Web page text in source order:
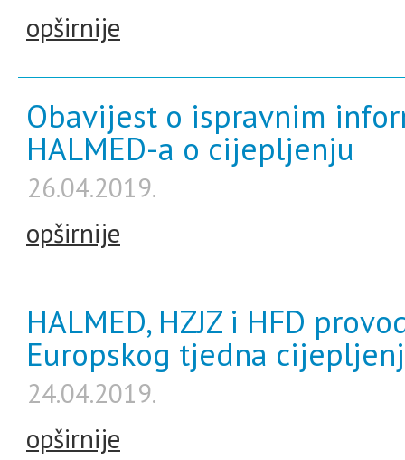
opširnije
Obavijest o ispravnim
HALMED-a o cijepljenju
26.04.2019.
opširnije
HALMED, HZJZ i HFD
Europskog tjedna
24.04.2019.
opširnije